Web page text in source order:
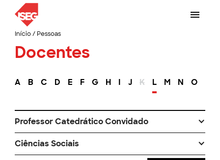
Início/ Pessoas
Docentes
A B C D E F G H I J K L M N O
Professor Catedrático Convidado
Ciências Sociais